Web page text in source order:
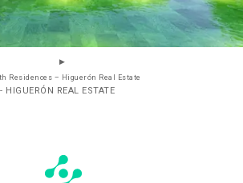
Residences – Higuerón Real Estate
- HIGUERÓN REAL ESTATE